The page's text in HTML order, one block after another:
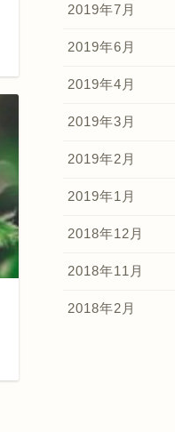
2019年7月
2019年6月
2019年4月
2019年3月
2019年2月
2019年1月
2018年12月
2018年11月
2018年2月